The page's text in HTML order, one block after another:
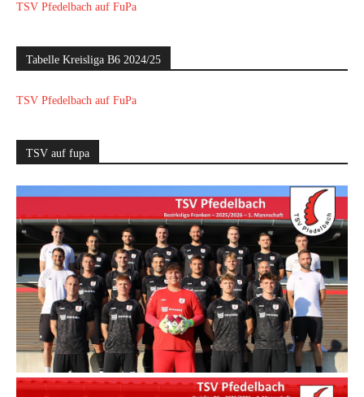
TSV Pfedelbach auf FuPa
Tabelle Kreisliga B6 2024/25
TSV Pfedelbach auf FuPa
TSV auf fupa